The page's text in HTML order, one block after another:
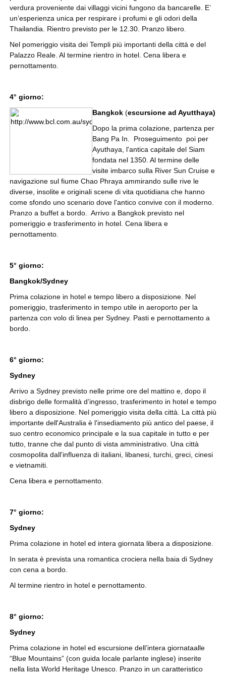
verdura proveniente dai villaggi vicini fungono da bancarelle. E’
un’esperienza unica per respirare i profumi e gli odori della
Thailandia. Rientro previsto per le 12.30. Pranzo libero.
Nel pomeriggio visita dei Templi più importanti della città e del
Palazzo Reale. Al termine rientro in hotel. Cena libera e
pernottamento.
4° giorno:
Bangkok (escursione ad Ayutthaya)
Dopo la prima colazione, partenza per
Bang Pa In. Proseguimento poi per
Ayuthaya, l'antica capitale del Siam
fondata nel 1350. Al termine delle
visite imbarco sulla River Sun Cruise e
navigazione sul fiume Chao Phraya ammirando sulle rive le
diverse, insolite e originali scene di vita quotidiana che hanno
come sfondo uno scenario dove l'antico convive con il moderno.
Pranzo a buffet a bordo. Arrivo a Bangkok previsto nel
pomeriggio e trasferimento in hotel. Cena libera e
pernottamento.
5° giorno:
Bangkok/Sydney
Prima colazione in hotel e tempo libero a disposizione. Nel
pomeriggio, trasferimento in tempo utile in aeroporto per la
partenza con volo di linea per Sydney. Pasti e pernottamento a
bordo.
6° giorno:
Sydney
Arrivo a Sydney previsto nelle prime ore del mattino e, dopo il
disbrigo delle formalità d’ingresso, trasferimento in hotel e tempo
libero a disposizione. Nel pomeriggio visita della città. La città più
importante dell'Australia è l'insediamento più antico del paese, il
suo centro economico principale e la sua capitale in tutto e per
tutto, tranne che dal punto di vista amministrativo. Una città
cosmopolita dall'influenza di italiani, libanesi, turchi, greci, cinesi
e vietnamiti.
Cena libera e pernottamento.
7° giorno:
Sydney
Prima colazione in hotel ed intera giornata libera a disposizione.
In serata è prevista una romantica crociera nella baia di Sydney
con cena a bordo.
Al termine rientro in hotel e pernottamento.
8° giorno:
Sydney
Prima colazione in hotel ed escursione dell’intera giornataalle
“Blue Mountains” (con guida locale parlante inglese) inserite
nella lista World Heritage Unesco. Pranzo in un caratteristico